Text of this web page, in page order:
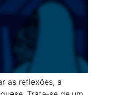
as reflexões, a